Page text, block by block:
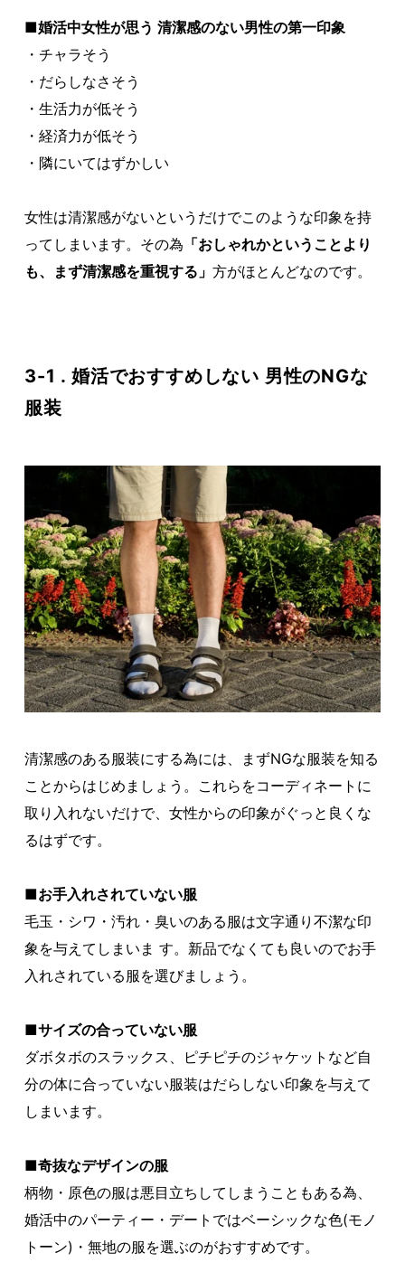
■婚活中女性が思う 清潔感のない男性の第一印象
・チャラそう
・だらしなさそう
・生活力が低そう
・経済力が低そう
・隣にいてはずかしい
女性は清潔感がないというだけでこのような印象を持
ってしまいます。その為 「おしゃれかということより
も、まず清潔感を重視する」方がほとんどなのです。
3-1 . 婚活でおすすめしない 男性のNGな
服装
清潔感のある服装にする為には、まずNGな服装を知る
ことからはじめましょう。これらをコーディネートに
取り入れないだけで、女性からの印象がぐっと良くな
るはずです。
■お手入れされていない服
毛玉・シワ・汚れ・臭いのある服は文字通り不潔な印
象を与えてしまいま す。新品でなくても良いのでお手
入れされている服を選びましょう。
■サイズの合っていない服
ダボタボのスラックス、ピチピチのジャケットなど自
分の体に合っていない服装はだらしない印象を与えて
しまいます。
■奇抜なデザインの服
柄物・原色の服は悪目立ちしてしまうこともある為、
婚活中のパーティー・デートではベーシックな色(モノ
トーン)・無地の服を選ぶのがおすすめです。